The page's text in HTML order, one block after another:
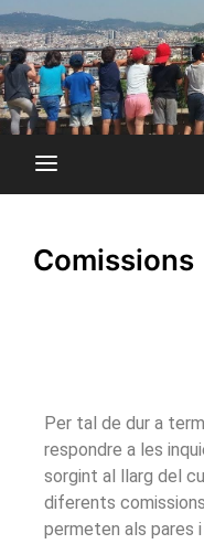
Comissions
Per tal de dur a
respondre a les
sorgint al llarg del
diferents
permeten als pares